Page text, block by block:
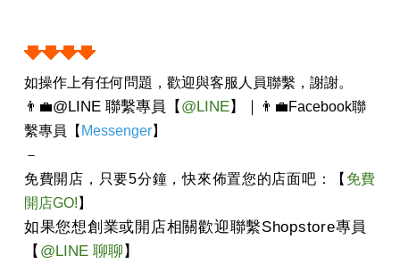
如操作上有任何問題，歡迎與客服人員聯繫，謝謝。
👨‍💼@LINE 聯繫專員 【@LINE】 ｜ 👨‍💼Facebook聯
繫專員【 Messenger】
－
免費開店，只要5分鐘，快來佈置您的店面吧：【 免費
開店GO! 】
如果您想創業或開店相關歡迎聯繫Shopstore專員
【 @LINE 聊聊】